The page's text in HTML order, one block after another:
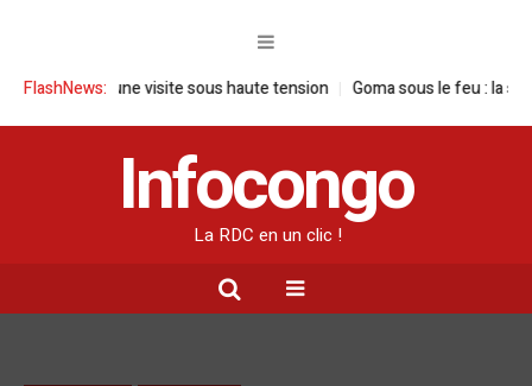
FlashNews:
: une visite sous haute tension Goma sous le feu : la situation
Infocongo
La RDC en un clic !